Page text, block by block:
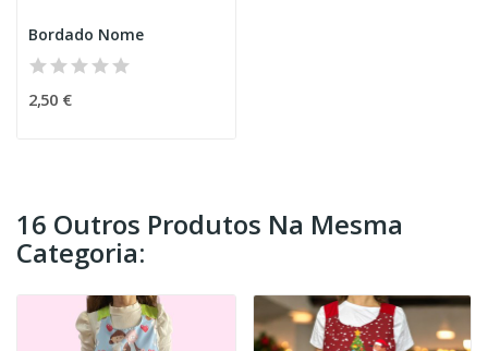
Bordado Nome
2,50 €
16 Outros Produtos Na Mesma
Categoria: